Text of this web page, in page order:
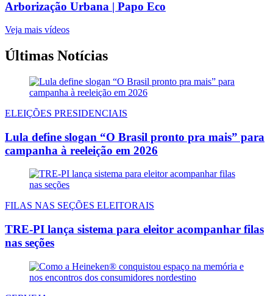
Arborização Urbana | Papo Eco
Veja mais vídeos
Últimas Notícias
ELEIÇÕES PRESIDENCIAIS
Lula define slogan “O Brasil pronto pra mais” para
campanha à reeleição em 2026
FILAS NAS SEÇÕES ELEITORAIS
TRE-PI lança sistema para eleitor acompanhar filas
nas seções